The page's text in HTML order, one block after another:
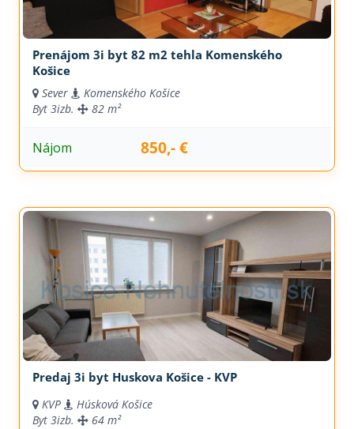
Prenájom 3i byt 82 m2 tehla Komenského
Košice
Sever
Komenského Košice
Byt 3izb. 82 m²
Nájom 850,- €
Predaj 3i byt Huskova Košice - KVP
KVP
Húsková Košice
Byt 3izb. 64 m²